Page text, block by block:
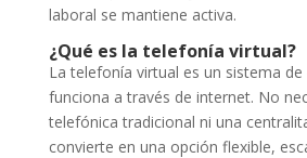
laboral se mantiene activa.
¿Qué es la telefonía virtual?
La telefonía virtual es un sistema
funciona a través de internet. No
telefónica tradicional ni una
convierte en una opción flexible,